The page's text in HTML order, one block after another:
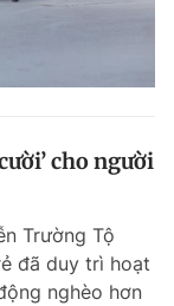
cho người
Trường Tộ
đã duy trì hoạt
nghèo hơn